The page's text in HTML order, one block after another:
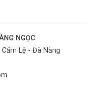
NGỌC
Lệ - Đà Nẵng